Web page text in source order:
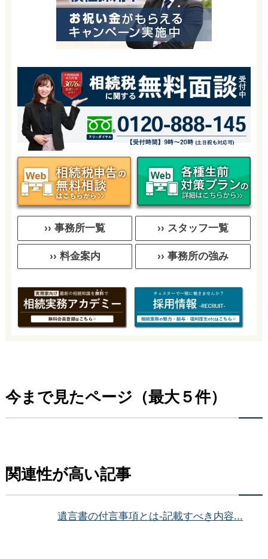
›› 事務所一覧 ›› スタッフ一覧
›› 料金案内 ›› 事務所の強み
今まで見たページ（最大５件）
関連性が高い記事
遺言書の付言事項とは-記載すべき内容...